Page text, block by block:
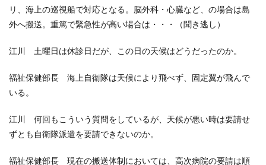
リ、海上の巡視船で対応となる。脳外科・心臓など、の場合は島
外へ搬送。重篤で緊急性が高い場合は・・・（聞き逃し）
江川 土曜日は休診日だが、この日の天候はどうだったのか。
福祉保健部長 海上自衛隊は天候により飛べず、固定翼が飛んで
いる。
江川 何回もこういう質問をしているが、天候が悪い時は要請せ
ずとも自衛隊派遣を要請できないのか。
福祉保健部長 現在の搬送体制においては、高次病院の要請は順